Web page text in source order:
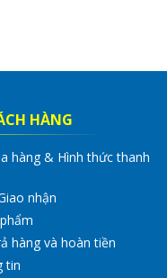
HÀNG
hàng & Hình thức thanh
nhận
hàng và hoàn tiền
tin